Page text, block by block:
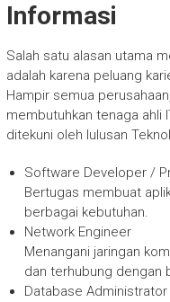
Informasi
Salah satu alasan utama
adalah karena peluang
Hampir semua
membutuhkan tenaga ahli
ditekuni oleh lulusan
Software Developer /
Bertugas membuat
berbagai kebutuhan.
Network Engineer
Menangani jaringan
dan terhubung dengan
Database Administrator